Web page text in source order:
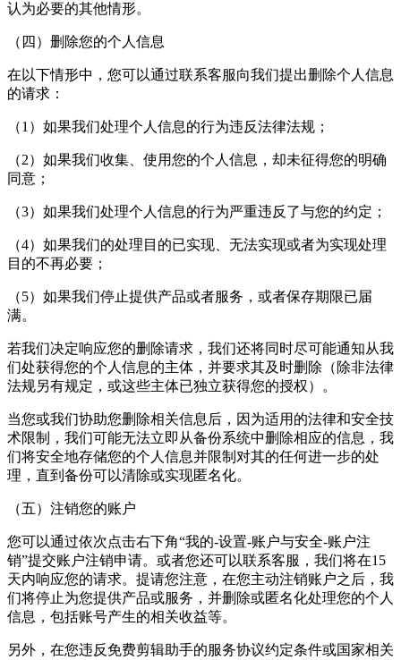
认为必要的其他情形。
（四）删除您的个人信息
在以下情形中，您可以通过联系客服向我们提出删除个人信息
的请求：
（1）如果我们处理个人信息的行为违反法律法规；
（2）如果我们收集、使用您的个人信息，却未征得您的明确
同意；
（3）如果我们处理个人信息的行为严重违反了与您的约定；
（4）如果我们的处理目的已实现、无法实现或者为实现处理
目的不再必要；
（5）如果我们停止提供产品或者服务，或者保存期限已届
满。
若我们决定响应您的删除请求，我们还将同时尽可能通知从我
们处获得您的个人信息的主体，并要求其及时删除（除非法律
法规另有规定，或这些主体已独立获得您的授权）。
当您或我们协助您删除相关信息后，因为适用的法律和安全技
术限制，我们可能无法立即从备份系统中删除相应的信息，我
们将安全地存储您的个人信息并限制对其的任何进一步的处
理，直到备份可以清除或实现匿名化。
（五）注销您的账户
您可以通过依次点击右下角“我的-设置-账户与安全-账户注
销”提交账户注销申请。或者您还可以联系客服，我们将在15
天内响应您的请求。提请您注意，在您主动注销账户之后，我
们将停止为您提供产品或服务，并删除或匿名化处理您的个人
信息，包括账号产生的相关收益等。
另外，在您违反 免费剪辑助手的服务协议约定条件或国家相关